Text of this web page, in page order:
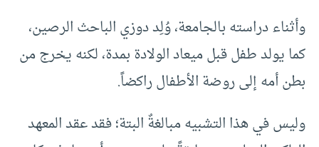
وأثناء دراسته بالجامعة، وُلِد دوزي الباحث الرصين،
كما يولد طفل قبل ميعاد الولادة بمدة، لكنه يخرج من
بطن أمه إلى روضة الأطفال راكضاً.
وليس في هذا التشبيه مبالغةٌ البتة؛ فقد عقد المعهد